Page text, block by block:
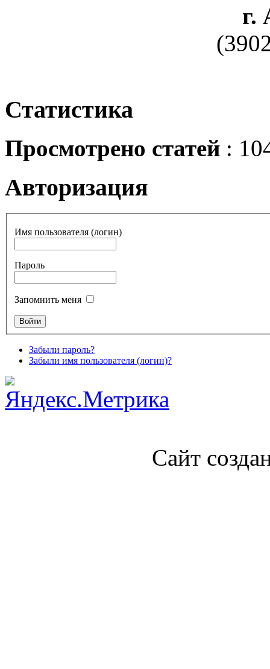
г.
Статистика
Просмотрено статей :
Авторизация
Имя пользователя (логин)
Пароль
Запомнить меня
Забыли пароль?
Забыли имя пользователя (логин)?
Сайт